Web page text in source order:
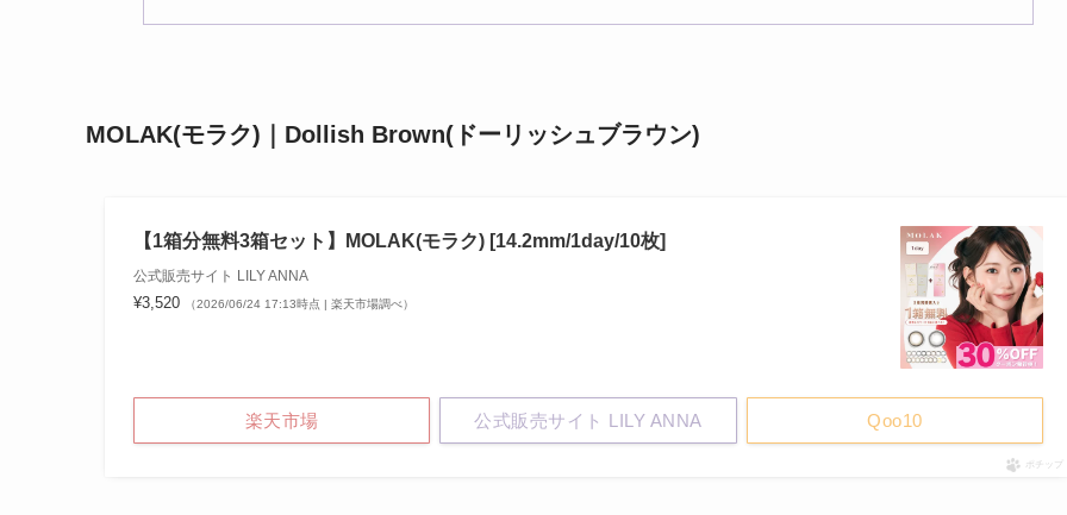
MOLAK(モラク)｜Dollish Brown(ドーリッシュブラウン)
【1箱分無料3箱セット】MOLAK(モラク) [14.2mm/1day/10枚]
公式販売サイト LILY ANNA
¥3,520 （2026/06/24 17:13時点 | 楽天市場調べ）
楽天市場 公式販売サイト LILY ANNA Qoo10
ポチップ